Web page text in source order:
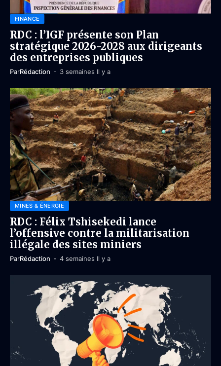
FINANCE
RDC : l’IGF présente son Plan
stratégique 2026-2028 aux dirigeants
des entreprises publiques
ParRédaction 3 semaines Il y a
MINES & ÉNERGIE
RDC : Félix Tshisekedi lance
l’offensive contre la militarisation
illégale des sites miniers
ParRédaction 4 semaines Il y a